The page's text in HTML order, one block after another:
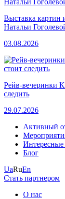
Выставка картин
Натальи
03.08.2026
Рейв-вечеринки
следить
29.07.2026
Активный
Интересные
Блог
UaRuEn
Стать партнером
О нас